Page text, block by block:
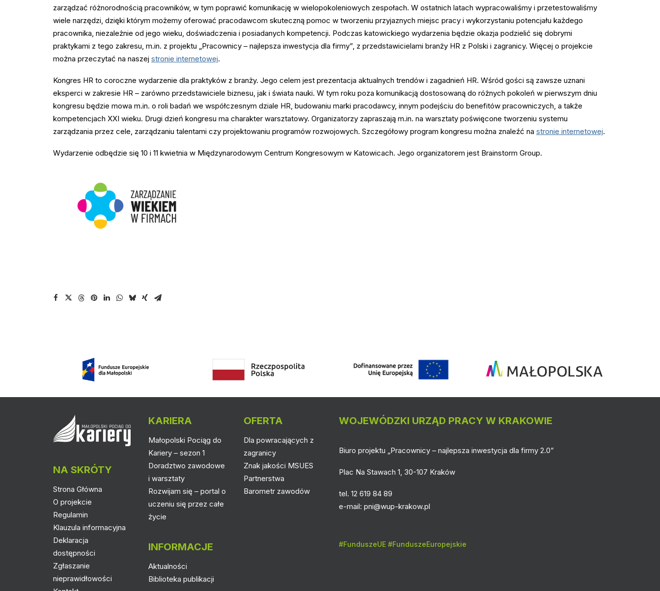
zarządzać różnorodnością pracowników, w tym poprawić komunikację w wielopokoleniowych zespołach. W ostatnich latach wypracowaliśmy i przetestowaliśmy
wiele narzędzi, dzięki którym możemy oferować pracodawcom skuteczną pomoc w tworzeniu przyjaznych miejsc pracy i wykorzystaniu potencjału każdego
pracownika, niezależnie od jego wieku, doświadczenia i posiadanych kompetencji. Podczas katowickiego wydarzenia będzie okazja podzielić się dobrymi
praktykami z tego zakresu, m.in. z projektu „Pracownicy – najlepsza inwestycja dla firmy”, z przedstawicielami branży HR z Polski i zagranicy. Więcej o projekcie
można przeczytać na naszej stronie internetowej.
Kongres HR to coroczne wydarzenie dla praktyków z branży. Jego celem jest prezentacja aktualnych trendów i zagadnień HR. Wśród gości są zawsze uznani
eksperci w zakresie HR – zarówno przedstawiciele biznesu, jak i świata nauki. W tym roku poza komunikacją dostosowaną do różnych pokoleń w pierwszym dniu
kongresu będzie mowa m.in. o roli badań we współczesnym dziale HR, budowaniu marki pracodawcy, innym podejściu do benefitów pracowniczych, a także
kompetencjach XXI wieku. Drugi dzień kongresu ma charakter warsztatowy. Organizatorzy zapraszają m.in. na warsztaty poświęcone tworzeniu systemu
zarządzania przez cele, zarządzaniu talentami czy projektowaniu programów rozwojowych. Szczegółowy program kongresu można znaleźć na stronie internetowej.
Wydarzenie odbędzie się 10 i 11 kwietnia w Międzynarodowym Centrum Kongresowym w Katowicach. Jego organizatorem jest Brainstorm Group.
NA SKRÓTY
Strona Główna
O projekcie
Regulamin
Klauzula informacyjna
Deklaracja
dostępności
Zgłaszanie
nieprawidłowości
KARIERA
Małopolski Pociąg do
Kariery – sezon 1
Doradztwo zawodowe
i warsztaty
Rozwijam się – portal o
uczeniu się przez całe
życie
INFORMACJE
Aktualności
Biblioteka publikacji
OFERTA
Dla powracających z
zagranicy
Znak jakości MSUES
Partnerstwa
Barometr zawodów
WOJEWÓDZKI URZĄD PRACY W KRAKOWIE
Biuro projektu „Pracownicy – najlepsza inwestycja dla firmy 2.0”
Plac Na Stawach 1, 30-107 Kraków
tel. 12 619 84 89
e-mail: pni@wup-krakow.pl
#FunduszeUE #FunduszeEuropejskie